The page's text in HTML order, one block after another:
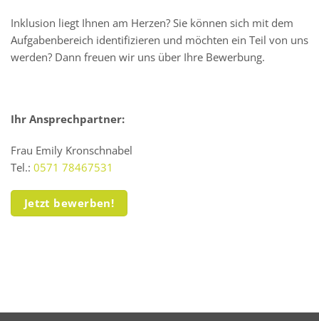
Inklusion liegt Ihnen am Herzen? Sie können sich mit dem
Aufgabenbereich identifizieren und möchten ein Teil von uns
werden? Dann freuen wir uns über Ihre Bewerbung.
Ihr Ansprechpartner:
Frau Emily Kronschnabel
Tel.: 0571 78467531
Jetzt bewerben!